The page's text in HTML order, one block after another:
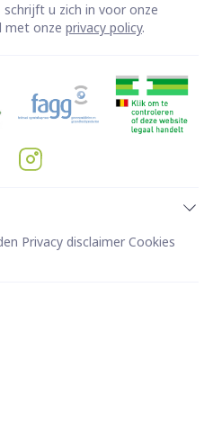
u zich in voor onze
met onze privacy policy.
Privacy disclaimer Cookies